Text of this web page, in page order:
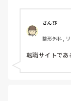
さんび
整形外科,
転職サイトで